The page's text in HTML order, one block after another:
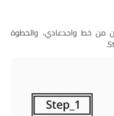
من خط واحدعادي، والخطوة